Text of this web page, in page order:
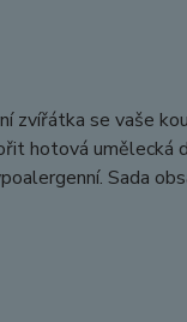
zvířátka se vaše
hotová
Sada